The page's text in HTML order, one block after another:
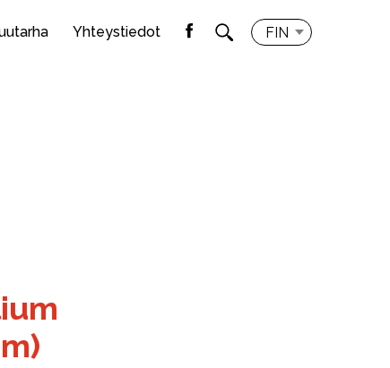
Yhteystiedot FIN